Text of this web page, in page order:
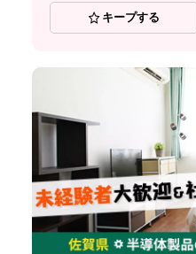
キープする